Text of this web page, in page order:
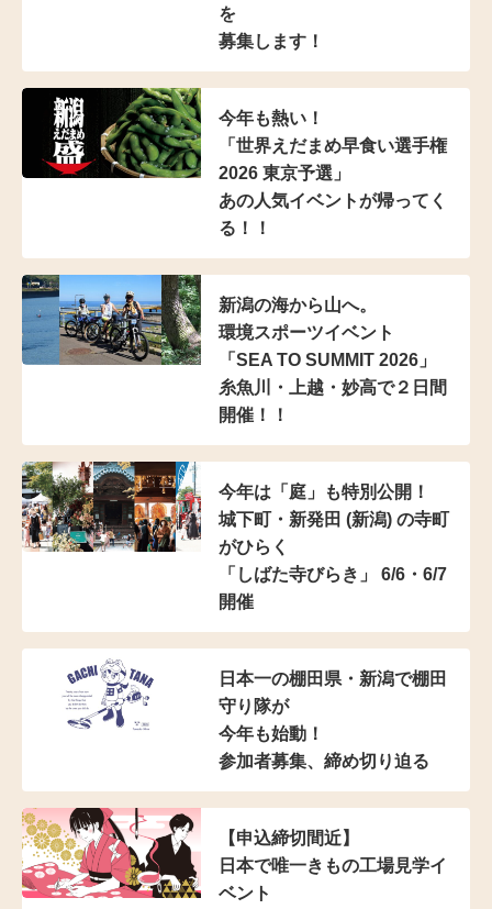
を
募集します！
今年も熱い！
「世界えだまめ早食い選手権
2026 東京予選」
あの人気イベントが帰ってく
る！！
新潟の海から山へ。
環境スポーツイベント
「SEA TO SUMMIT 2026」
糸魚川・上越・妙高で２日間
開催！！
今年は「庭」も特別公開！
城下町・新発田 (新潟) の寺町
がひらく
「しばた寺びらき」 6/6・6/7
開催
日本一の棚田県・新潟で棚田
守り隊が
今年も始動！
参加者募集、締め切り迫る
【申込締切間近】
日本で唯一きもの工場見学イ
ベント